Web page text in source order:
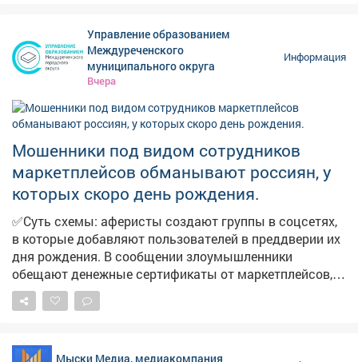
Управление образованием
Междуреченского
муниципального округа
Вчера
Информация
Мошенники под видом сотрудников
маркетплейсов обманывают россиян, у
которых скоро день рождения.
✅Суть схемы: аферисты создают группы в соцсетях,
в которые добавляют пользователей в преддверии их
дня рождения. В сообщении злоумышленники
обещают денежные сертификаты от маркетплейсов,
технику и туристические поездки по случаю
праздника. Мошенники торопят, якобы акция
перейти по ссылке. ➡️ ❗️Будьте бдительны и
Мыски Медиа, медиакомпания